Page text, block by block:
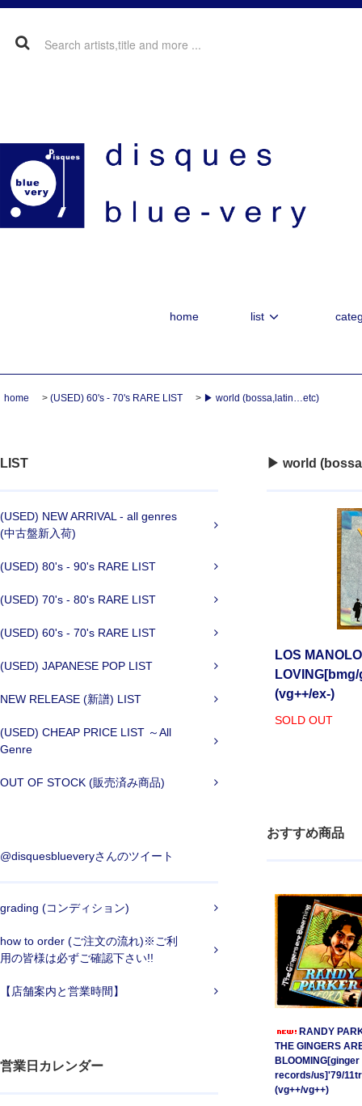
home list
home > (USED) 60's - 70's RARE LIST > ▶ world (bossa,latin…etc)
LIST
(USED) NEW ARRIVAL - all genres
(中古盤新入荷)
(USED) 80's - 90's RARE LIST
(USED) 70's - 80's RARE LIST
(USED) 60's - 70's RARE LIST
(USED) JAPANESE POP LIST
NEW RELEASE (新譜) LIST
(USED) CHEAP PRICE LIST ～All
Genre
OUT OF STOCK (販売済み商品)
@disquesblueveryさんのツイート
grading (コンディション)
how to order (ご注文の流れ)※ご利
用の皆様は必ずご確認下さい!!
【店舗案内と営業時間】
営業日カレンダー
▶ world
LOS
(vg++/ex-)
SOLD OUT
おすすめ商品
RANDY
THE GINGERS
BLOOMING[ginger
records/us]'79/
(vg++/vg++)